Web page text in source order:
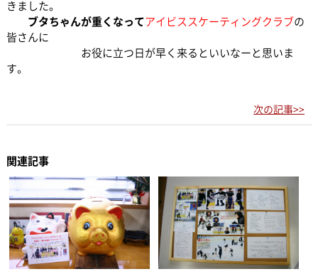
きました。
ブタちゃんが重くなってアイビススケーティングクラブの
皆さんに
お役に立つ日が早く来るといいなーと思いま
す。
次の記事>>
関連記事